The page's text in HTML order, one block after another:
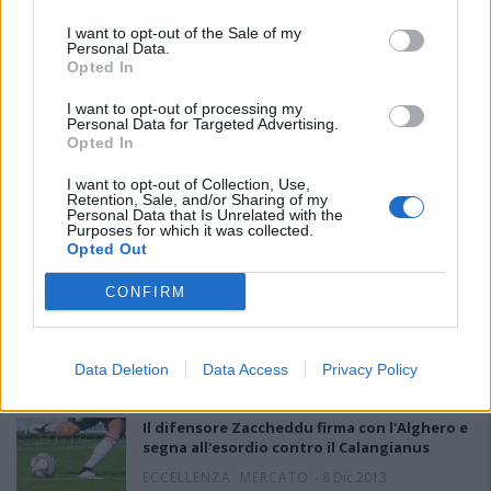
I want to opt-out of the Sale of my
Personal Data.
Opted In
I want to opt-out of processing my
Personal Data for Targeted Advertising.
Opted In
I want to opt-out of Collection, Use,
Retention, Sale, and/or Sharing of my
Personal Data that Is Unrelated with the
Purposes for which it was collected.
Opted Out
CONFIRM
Data Deletion Data Access Privacy Policy
Paolo Piludu torna dopo due mesi e segna il
gol-vittoria per il Lanusei
PROMOZIONE -8 Dic 2013
Due mesi dopo l'ultima apparizione, Paolo Piludu (1979) rientra e
firma il gol-vittoria per il…
riacciuffa. Finisce in parità 2-2
Il difensore Zaccheddu firma con l'Alghero e
segna all'esordio contro il Calangianus
ECCELLENZA MERCATO 8 Dic 2013